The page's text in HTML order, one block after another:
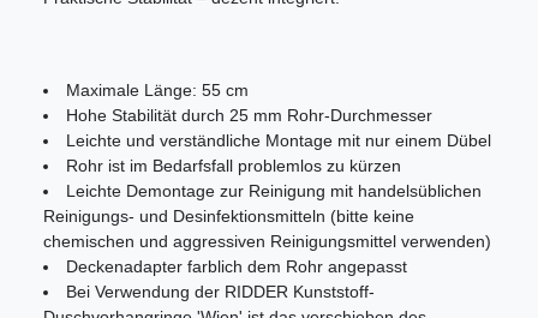
Maximale Länge: 55 cm
Hohe Stabilität durch 25 mm Rohr-Durchmesser
Leichte und verständliche Montage mit nur einem Dübel
Rohr ist im Bedarfsfall problemlos zu kürzen
Leichte Demontage zur Reinigung mit handelsüblichen
Reinigungs- und Desinfektionsmitteln (bitte keine
chemischen und aggressiven Reinigungsmittel verwenden)
Deckenadapter farblich dem Rohr angepasst
Bei Verwendung der RIDDER Kunststoff-